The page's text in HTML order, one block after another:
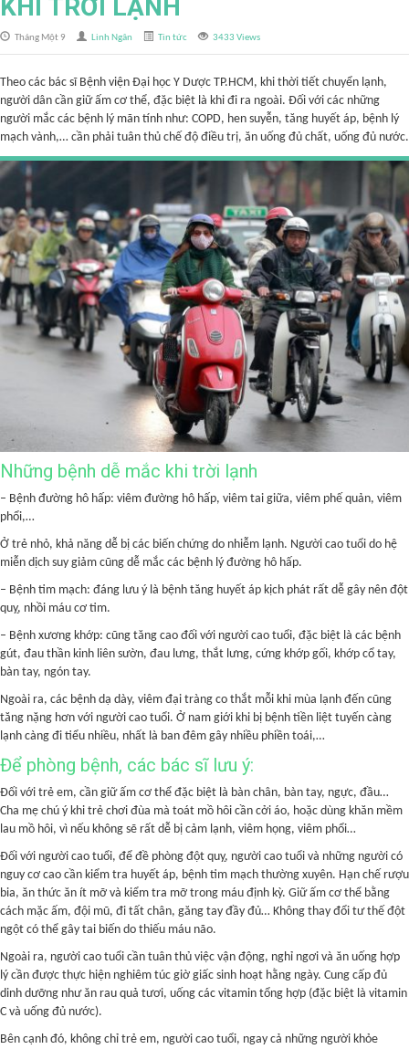
KHI TRỜI LẠNH
Tháng Một 9 Linh Ngân Tin tức 3433 Views
Theo các bác sĩ Bệnh viện Đại học Y Dược TP.HCM, khi thời tiết chuyển lạnh,
người dân cần giữ ấm cơ thể, đặc biệt là khi đi ra ngoài. Đối với các những
người mắc các bệnh lý mãn tính như: COPD, hen suyễn, tăng huyết áp, bệnh lý
mạch vành,… cần phải tuân thủ chế độ điều trị, ăn uống đủ chất, uống đủ nước.
Những bệnh dễ mắc khi trời lạnh
– Bệnh đường hô hấp: viêm đường hô hấp, viêm tai giữa, viêm phế quản, viêm
phổi,…
Ở trẻ nhỏ, khả năng dễ bị các biến chứng do nhiễm lạnh. Người cao tuổi do hệ
miễn dịch suy giảm cũng dễ mắc các bệnh lý đường hô hấp.
– Bệnh tim mạch: đáng lưu ý là bệnh tăng huyết áp kịch phát rất dễ gây nên đột
quỵ, nhồi máu cơ tim.
– Bệnh xương khớp: cũng tăng cao đối với người cao tuổi, đặc biệt là các bệnh
gút, đau thần kinh liên sườn, đau lưng, thắt lưng, cứng khớp gối, khớp cổ tay,
bàn tay, ngón tay.
Ngoài ra, các bệnh dạ dày, viêm đại tràng co thắt mỗi khi mùa lạnh đến cũng
tăng nặng hơn với người cao tuổi. Ở nam giới khi bị bệnh tiền liệt tuyến càng
lạnh càng đi tiểu nhiều, nhất là ban đêm gây nhiều phiền toái,…
Để phòng bệnh, các bác sĩ lưu ý:
Đối với trẻ em, cần giữ ấm cơ thể đặc biệt là bàn chân, bàn tay, ngực, đầu…
Cha mẹ chú ý khi trẻ chơi đùa mà toát mồ hôi cần cởi áo, hoặc dùng khăn mềm
lau mồ hôi, vì nếu không sẽ rất dễ bị cảm lạnh, viêm họng, viêm phổi…
Đối với người cao tuổi, để đề phòng đột quỵ, người cao tuổi và những người có
nguy cơ cao cần kiểm tra huyết áp, bệnh tim mạch thường xuyên. Hạn chế rượu
bia, ăn thức ăn ít mỡ và kiểm tra mỡ trong máu định kỳ. Giữ ấm cơ thể bằng
cách mặc ấm, đội mũ, đi tất chân, găng tay đầy đủ… Không thay đổi tư thế đột
ngột có thể gây tai biến do thiếu máu não.
Ngoài ra, người cao tuổi cần tuân thủ việc vận động, nghỉ ngơi và ăn uống hợp
lý cần được thực hiện nghiêm túc giờ giấc sinh hoạt hằng ngày. Cung cấp đủ
dinh dưỡng như ăn rau quả tươi, uống các vitamin tổng hợp (đặc biệt là vitamin
C và uống đủ nước).
Bên cạnh đó, không chỉ trẻ em, người cao tuổi, ngay cả những người khỏe